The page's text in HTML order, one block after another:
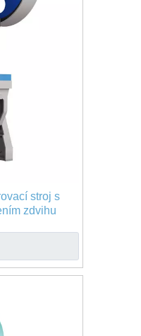
stroj s
zdvihu